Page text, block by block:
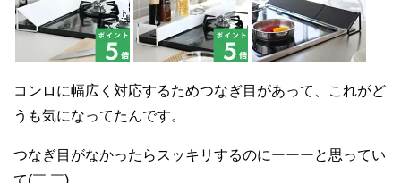
コンロに幅広く対応するためつなぎ目があって、これがど
うも気になってたんです。
つなぎ目がなかったらスッキリするのにーーーと思ってい